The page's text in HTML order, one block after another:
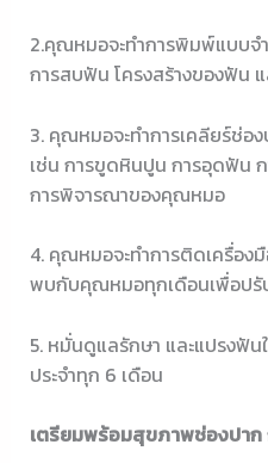
2.คุณหมอจะทำการพิมพ์แบบจ
การสบฟัน โครงสร้างของฟัน แ
3. คุณหมอจะทำการเคลียร์ช่
เช่น การขูดหินปูน การอุดฟัน
การพิจารณาของคุณหมอ
4. คุณหมอจะทำการติดเครื่อง
พบกับคุณหมอทุกเดือนเพื่อป
5. หมั่นดูแลรักษา และแปรงฟั
ประจำทุก 6 เดือน
เตรียมพร้อมสุขภาพช่องปาก